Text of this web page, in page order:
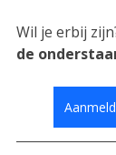
Wil je erbij
de